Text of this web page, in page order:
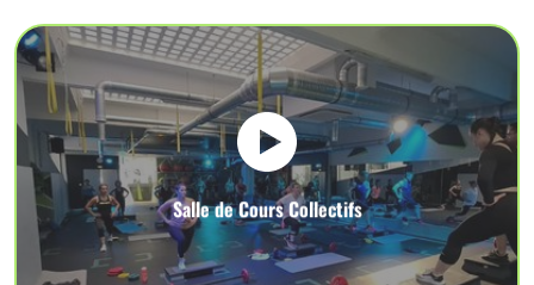
Salle de Cours Collectifs